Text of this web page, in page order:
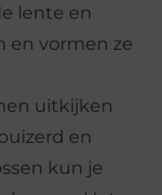
lente en
en vormen ze
uitkijken
en
kun je